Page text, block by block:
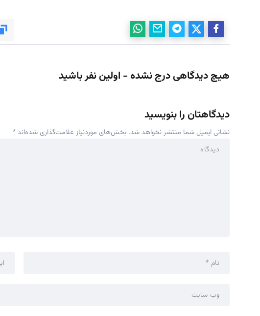
هیچ دیدگاهی درج نشده - اولین نفر باشید
دیدگاهتان را بنویسید
نشانی ایمیل شما منتشر نخواهد شد. بخش‌های موردنیاز علامت‌گذاری شده‌اند*